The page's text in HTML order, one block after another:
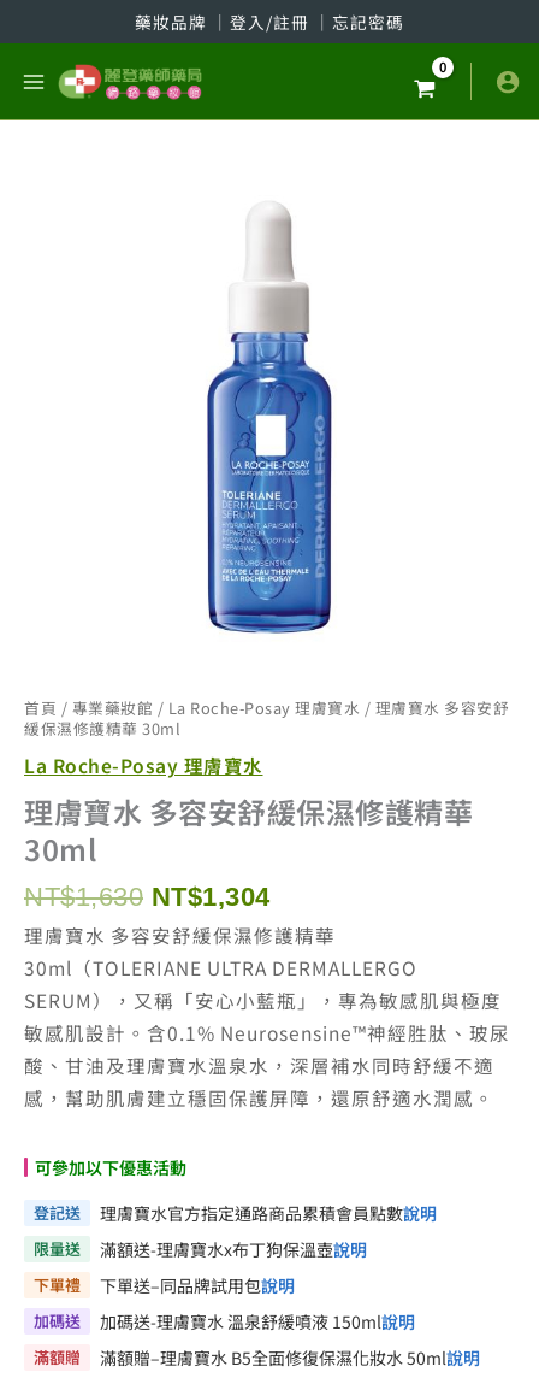
至
藥妝品牌 │ 登入/註冊 │ 忘記密碼
首頁 / 專業藥妝館 / La Roche-Posay 理膚寶水 / 理膚寶水 多容安舒
緩保濕修護精華 30ml
La Roche-Posay 理膚寶水
理膚寶水 多容安舒緩保濕修護精華
30ml
NT$1,630 原
始
價
格：
NT$1,630。
NT$1,304目
前
價
格：
NT$1,304。
理膚寶水 多容安舒緩保濕修護精華
30ml（TOLERIANE ULTRA DERMALLERGO
SERUM），又稱「安心小藍瓶」，專為敏感肌與極度
敏感肌設計。含0.1% Neurosensine™神經胜肽、玻尿
酸、甘油及理膚寶水溫泉水，深層補水同時舒緩不適
感，幫助肌膚建立穩固保護屏障，還原舒適水潤感。
可參加以下優惠活動
登記送 理膚寶水官方指定通路商品累積會員點數說明
限量送 滿額送-理膚寶水x布丁狗保溫壺說明
下單禮 下單送–同品牌試用包說明
加碼送 加碼送-理膚寶水 溫泉舒緩噴液 150ml說明
滿額贈 滿額贈–理膚寶水 B5全面修復保濕化妝水 50ml說明